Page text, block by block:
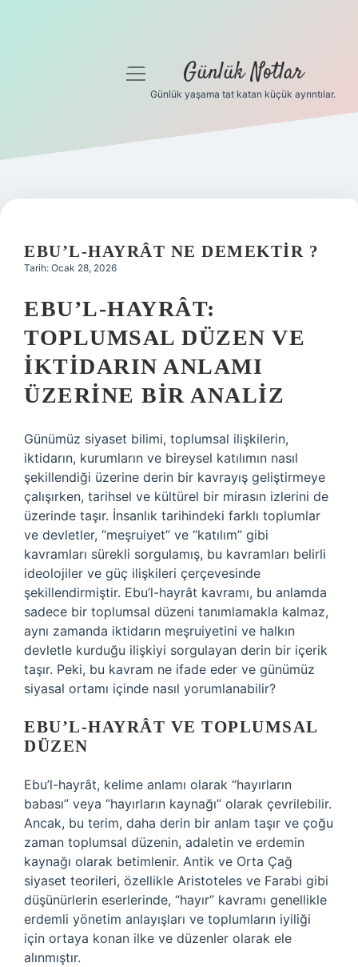
Gizlilik Politikası
Yasal Uyarı
menüyü
Günlük Notlar
Günlük yaşama tat katan küçük ayrıntılar.
EBU’L-HAYRÂT NE DEMEKTIR ?
Tarih: Ocak 28, 2026
EBU’L-HAYRÂT:
TOPLUMSAL DÜZEN VE
İKTIDARIN ANLAMI
ÜZERINE BIR ANALIZ
Günümüz siyaset bilimi, toplumsal ilişkilerin,
iktidarın, kurumların ve bireysel katılımın nasıl
şekillendiği üzerine derin bir kavrayış geliştirmeye
çalışırken, tarihsel ve kültürel bir mirasın izlerini de
üzerinde taşır. İnsanlık tarihindeki farklı toplumlar
ve devletler, “meşruiyet” ve “katılım” gibi
kavramları sürekli sorgulamış, bu kavramları belirli
ideolojiler ve güç ilişkileri çerçevesinde
şekillendirmiştir. Ebu’l-hayrât kavramı, bu anlamda
sadece bir toplumsal düzeni tanımlamakla kalmaz,
aynı zamanda iktidarın meşruiyetini ve halkın
devletle kurduğu ilişkiyi sorgulayan derin bir içerik
taşır. Peki, bu kavram ne ifade eder ve günümüz
siyasal ortamı içinde nasıl yorumlanabilir?
EBU’L-HAYRÂT VE TOPLUMSAL
DÜZEN
Ebu’l-hayrât, kelime anlamı olarak “hayırların
babası” veya “hayırların kaynağı” olarak çevrilebilir.
Ancak, bu terim, daha derin bir anlam taşır ve çoğu
zaman toplumsal düzenin, adaletin ve erdemin
kaynağı olarak betimlenir. Antik ve Orta Çağ
siyaset teorileri, özellikle Aristoteles ve Farabi gibi
düşünürlerin eserlerinde, “hayır” kavramı genellikle
erdemli yönetim anlayışları ve toplumların iyiliği
için ortaya konan ilke ve düzenler olarak ele
alınmıştır.